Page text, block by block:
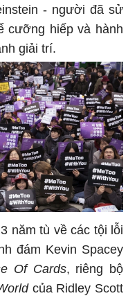
- người đã sử
cưỡng hiếp và hành
giải trí.
năm tù về các tội lỗi
đám Kevin Spacey
Of Cards, riêng bộ
của Ridley Scott